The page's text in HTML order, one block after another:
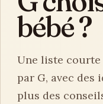
bébé ?
Une liste courte
par G, avec des
plus des